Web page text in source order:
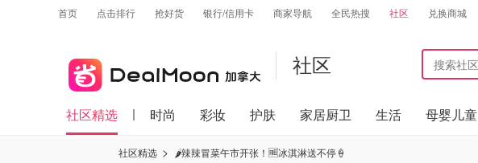
首页 点击排行 抢好货 银行/信用卡 商家导航 全民热搜 社区 兑换商城
社区
社区精选 时尚 彩妆 护肤 家居厨卫 生活 母婴儿童
社区精选 🌶️辣辣冒菜午市开张！🆓冰淇淋送不停🍦